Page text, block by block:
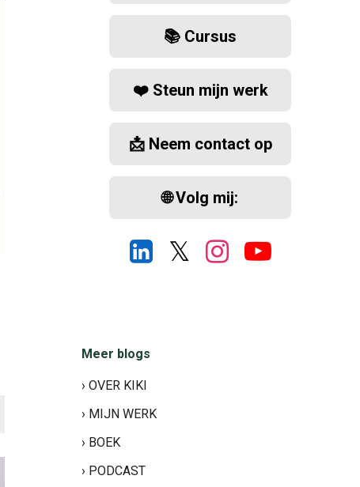
📚 Cursus
❤️ Steun mijn werk
📩 Neem contact op
🌐 Volg mij:
𝕏
Meer blogs
› OVER KIKI
› MIJN WERK
› BOEK
› PODCAST